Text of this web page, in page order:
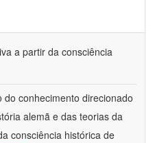
a partir da consciência
conhecimento direcionado
alemã e das teorias da
consciência histórica de